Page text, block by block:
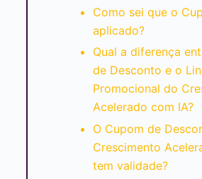
Como sei que o
aplicado?
Qual a diferença
de Desconto e o
Promocional do
Acelerado com IA?
O Cupom de
Crescimento
tem validade?